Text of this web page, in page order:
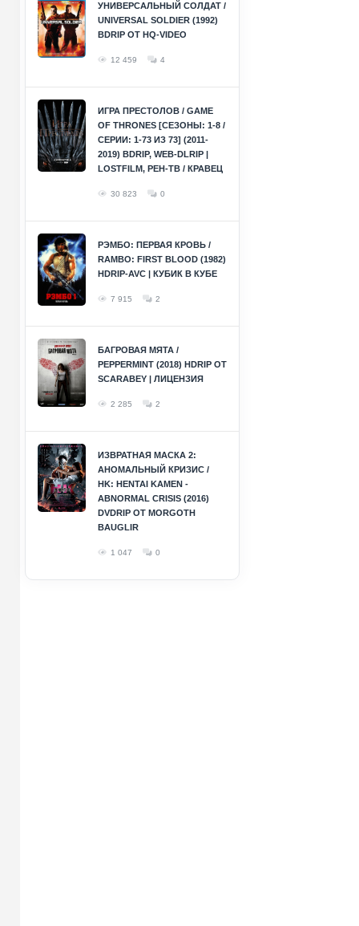
УНИВЕРСАЛЬНЫЙ СОЛДАТ /
UNIVERSAL SOLDIER (1992)
BDRIP ОТ HQ-VIDEO
12 459 4
ИГРА ПРЕСТОЛОВ / GAME
OF THRONES [СЕЗОНЫ: 1-8 /
СЕРИИ: 1-73 ИЗ 73] (2011-
2019) BDRIP, WEB-DLRIP |
LOSTFILM, РЕН-ТВ / КРАВЕЦ
30 823 0
РЭМБО: ПЕРВАЯ КРОВЬ /
RAMBO: FIRST BLOOD (1982)
HDRIP-AVC | КУБИК В КУБЕ
7 915 2
БАГРОВАЯ МЯТА /
PEPPERMINT (2018) HDRIP ОТ
SCARABEY | ЛИЦЕНЗИЯ
2 285 2
ИЗВРАТНАЯ МАСКА 2:
АНОМАЛЬНЫЙ КРИЗИС /
HK: HENTAI KAMEN -
ABNORMAL CRISIS (2016)
DVDRIP ОТ MORGOTH
BAUGLIR
1 047 0